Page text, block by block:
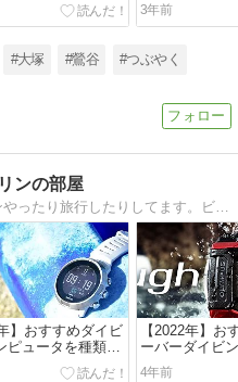
3年前
#大塚 #鶯谷 #つぶやく
ンの部屋
趣味はダイビングでカメラマンやったり旅行したりしてます。ビルメンの仕事や資格取得、趣味のスキューバーダイビングついて情報を発信しています。
】おすすめダイビ
ピュータを種類別
介！！
【2022年】お
ーバーダイビ
を種類別に厳
4年前